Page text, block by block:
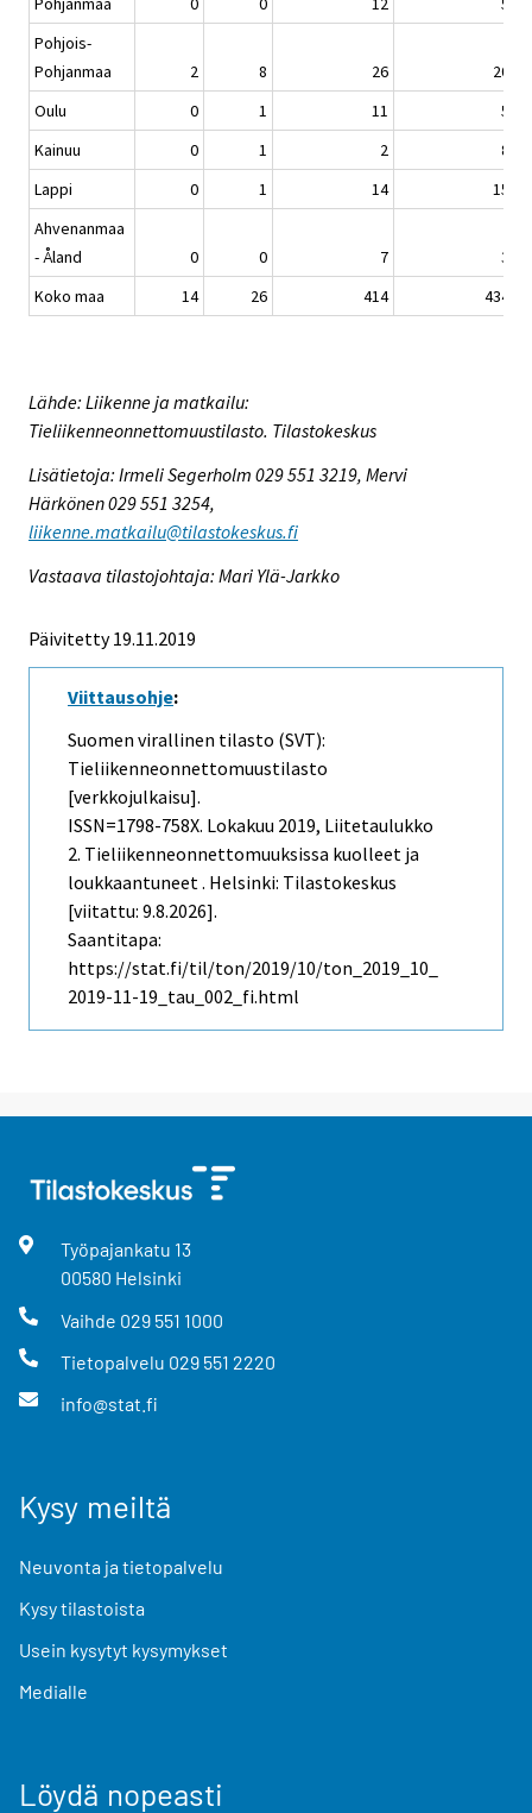
Pohjois-
Pohjanmaa
2 8 26
20
Oulu
0 1 11
5
Kainuu
0 1 2
8
Lappi
0 1 14
15
Ahvenanmaa
- Åland
0 0 7
3
Koko maa
14 26 414 434
Lähde: Liikenne ja matkailu:
Tieliikenneonnettomuustilasto. Tilastokeskus
Lisätietoja: Irmeli Segerholm 029 551 3219, Mervi
Härkönen 029 551 3254,
liikenne.matkailu@tilastokeskus.fi
Vastaava tilastojohtaja: Mari Ylä-Jarkko
Päivitetty 19.11.2019
Viittausohje:
Suomen virallinen tilasto (SVT):
Tieliikenneonnettomuustilasto
[verkkojulkaisu].
ISSN=1798-758X. Lokakuu 2019, Liitetaulukko
2. Tieliikenneonnettomuuksissa kuolleet ja
loukkaantuneet . Helsinki: Tilastokeskus
[viitattu: 9.8.2026].
Saantitapa:
https://stat.fi/til/ton/2019/10/ton_2019_10_
2019-11-19_tau_002_fi.html
Työpajankatu 13
00580 Helsinki
Vaihde 029 551 1000
Tietopalvelu 029 551 2220
info@stat.fi
Kysy meiltä
Neuvonta ja tietopalvelu
Kysy tilastoista
Usein kysytyt kysymykset
Medialle
Löydä nopeasti